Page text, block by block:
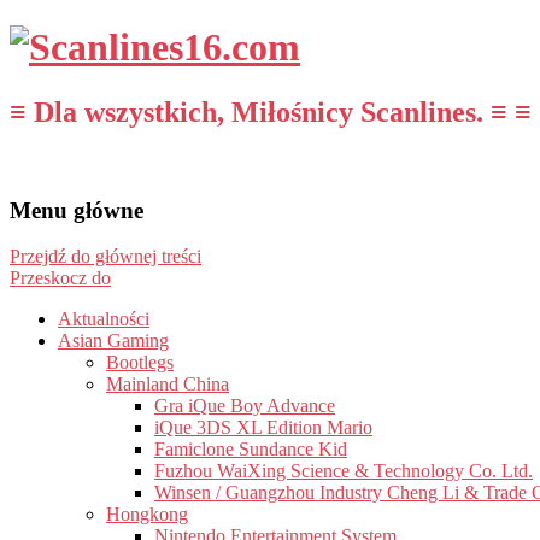
≡ Dla wszystkich, Miłośnicy Scanlines. ≡ ≡
Menu główne
Przejdź do głównej treści
Przeskocz do
Aktualności
Asian Gaming
Bootlegs
Mainland China
Gra iQue Boy Advance
iQue 3DS XL Edition Mario
Famiclone Sundance Kid
Fuzhou WaiXing Science & Technology Co. Ltd.
Winsen / Guangzhou Industry Cheng Li & Trade
Hongkong